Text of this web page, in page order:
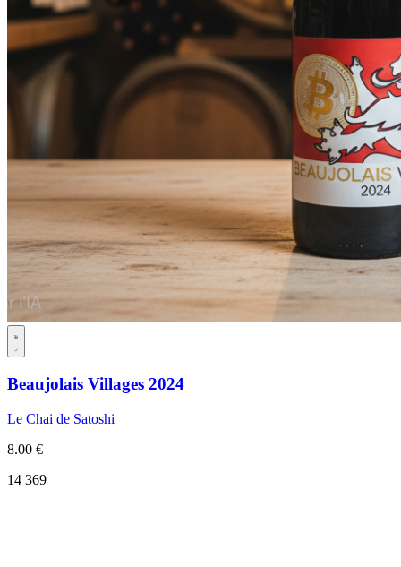
Beaujolais Villages 2024
Le Chai de Satoshi
8.00 €
14 369